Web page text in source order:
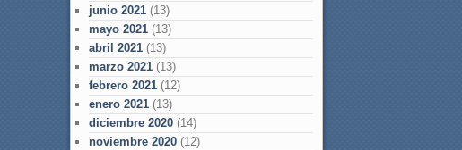
junio 2021 (13)
mayo 2021 (13)
abril 2021 (13)
marzo 2021 (13)
febrero 2021 (12)
enero 2021 (13)
diciembre 2020 (14)
noviembre 2020 (12)